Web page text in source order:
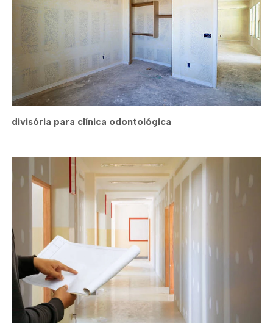
divisória para clínica odontológica